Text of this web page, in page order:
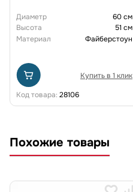
Диаметр
60 см
Высота
51 см
Материал
Файберстоун
Купить в 1 клик
Код товара: 28106
Похожие товары